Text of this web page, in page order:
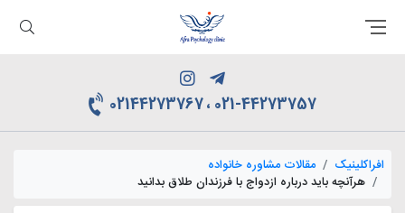
021-44273757 ، 02144273767
افراکلینیک
مقالات مشاوره خانواده
هرآنچه باید درباره ازدواج با فرزندان طلاق بدانید